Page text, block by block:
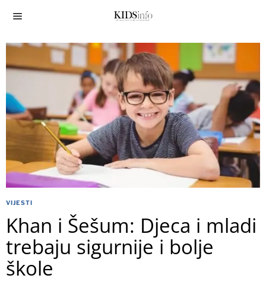
VIJESTI
Khan i Šešum: Djeca i mladi
trebaju sigurnije i bolje
škole